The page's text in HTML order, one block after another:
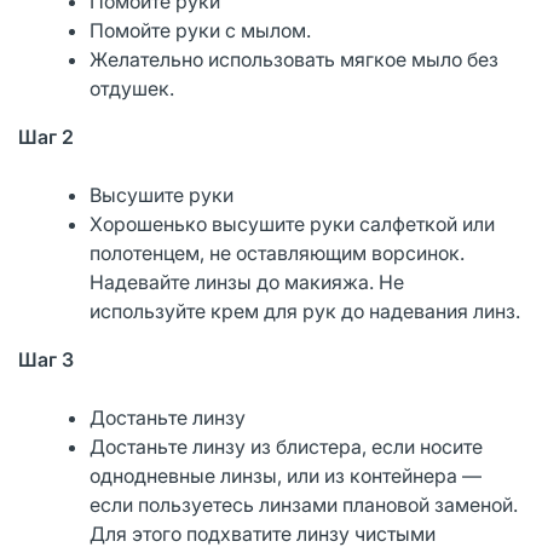
Помойте руки с мылом.
Желательно использовать мягкое мыло без
отдушек.
Шаг 2
Высушите руки
Хорошенько высушите руки салфеткой или
полотенцем, не оставляющим ворсинок.
Надевайте линзы до макияжа. Не
используйте крем для рук до надевания линз.
Шаг 3
Достаньте линзу
Достаньте линзу из блистера, если носите
однодневные линзы, или из контейнера —
если пользуетесь линзами плановой заменой.
Для этого подхватите линзу чистыми